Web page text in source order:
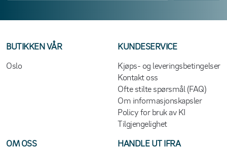
BUTIKKEN VÅR
Oslo
KUNDESERVICE
Kjøps- og leveringsbetingelser
Kontakt oss
Ofte stilte spørsmål (FAQ)
Om informasjonskapsler
Policy for bruk av KI
Tilgjengelighet
OM OSS
HANDLE UT IFRA